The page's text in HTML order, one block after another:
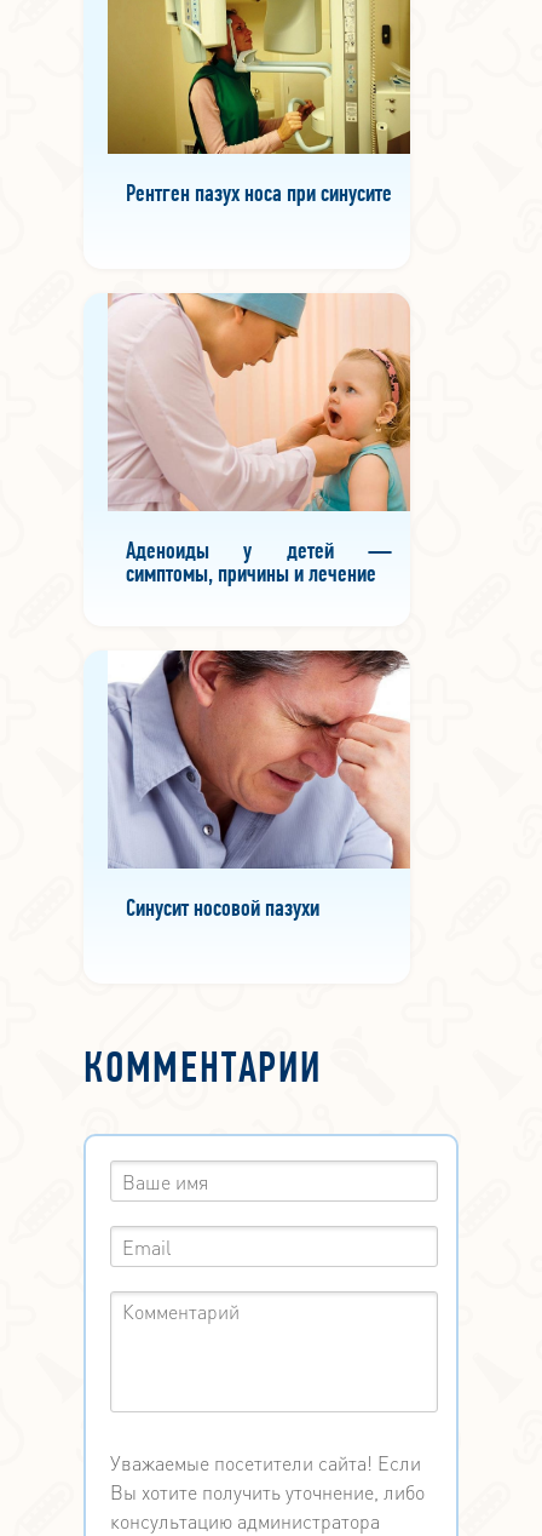
Рентген пазух носа при синусите
Аденоиды у детей —
симптомы, причины и лечение
Синусит носовой пазухи
КОММЕНТАРИИ
Уважаемые посетители сайта! Если
Вы хотите получить уточнение, либо
консультацию администратора